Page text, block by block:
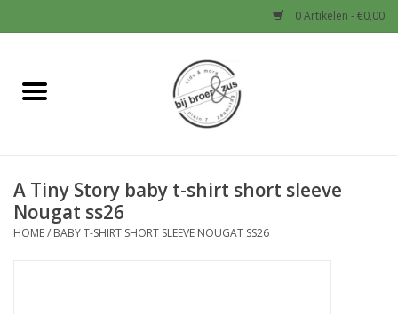
0 Artikelen - €0,00
Home
Baby
Jongens
A Tiny Story baby t-shirt short sleeve
Nougat ss26
HOME/ BABY T-SHIRT SHORT SLEEVE NOUGAT SS26